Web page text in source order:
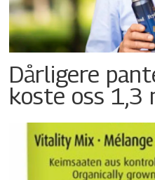
Dårligere
koste oss 1,3